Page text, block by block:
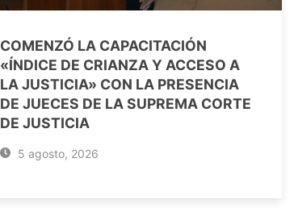
COMENZÓ LA CAPACITACIÓN
«ÍNDICE DE CRIANZA Y ACCESO A
LA JUSTICIA» CON LA PRESENCIA
DE JUECES DE LA SUPREMA CORTE
DE JUSTICIA
5 agosto, 2026